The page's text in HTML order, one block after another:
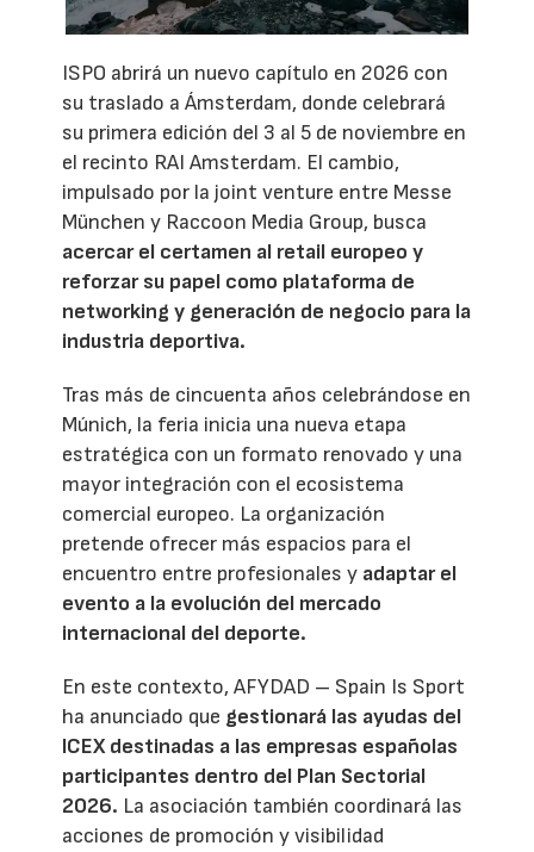
ISPO abrirá un nuevo capítulo en 2026 con
su traslado a Ámsterdam, donde celebrará
su primera edición del 3 al 5 de noviembre en
el recinto RAI Amsterdam. El cambio,
impulsado por la joint venture entre Messe
München y Raccoon Media Group, busca
acercar el certamen al retail europeo y
reforzar su papel como plataforma de
networking y generación de negocio para la
industria deportiva.
Tras más de cincuenta años celebrándose en
Múnich, la feria inicia una nueva etapa
estratégica con un formato renovado y una
mayor integración con el ecosistema
comercial europeo. La organización
pretende ofrecer más espacios para el
encuentro entre profesionales y adaptar el
evento a la evolución del mercado
internacional del deporte.
En este contexto, AFYDAD – Spain Is Sport
ha anunciado que gestionará las ayudas del
ICEX destinadas a las empresas españolas
participantes dentro del Plan Sectorial
2026. La asociación también coordinará las
acciones de promoción y visibilidad